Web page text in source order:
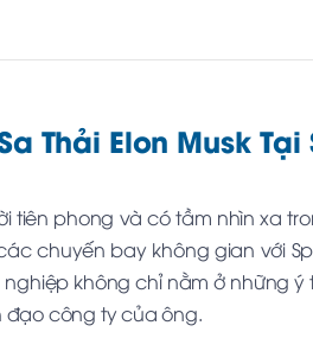
Thải Elon Musk
tiên phong và có tầm nhìn xa
chuyến bay không gian với
không chỉ nằm ở những ý
công ty của ông.